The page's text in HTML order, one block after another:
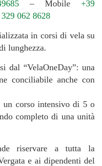
– Mobile +39
329 062 8628
in corsi di vela su
lunghezza.
dal “VelaOneDay”: una
conciliabile anche con
un corso intensivo di 5 o
completo di una unità
riservare a tutta la
e ai dipendenti del